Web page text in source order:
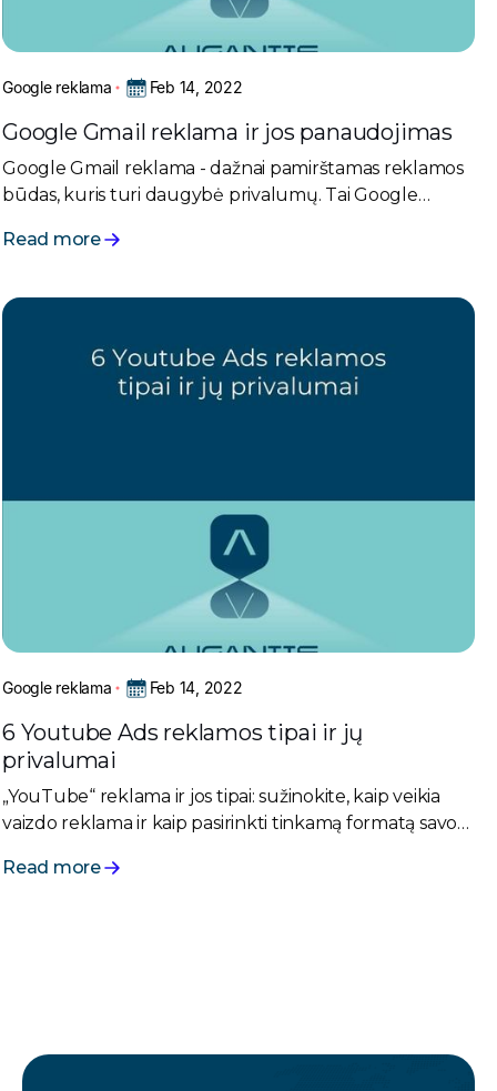
Google reklama Feb 14, 2022
Google Gmail reklama ir jos panaudojimas
Google Gmail reklama - dažnai pamirštamas reklamos
būdas, kuris turi daugybė privalumų. Tai Google
Read more
Google reklama Feb 14, 2022
6 Youtube Ads reklamos tipai ir jų
privalumai
„YouTube“ reklama ir jos tipai: sužinokite, kaip veikia
vaizdo reklama ir kaip pasirinkti tinkamą formatą savo
Read more